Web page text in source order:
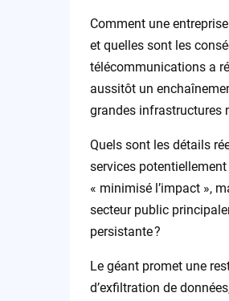
Comment une
et quelles sont les
télécommunications a
aussitôt un
grandes infrastructures
Quels sont les détails
services
« minimisé l’impact »,
secteur public
persistante ?
Le géant promet une
d’exfiltration de